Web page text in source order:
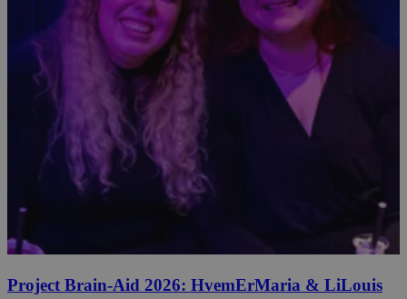
Project Brain-Aid 2026: HvemErMaria & LiLouis